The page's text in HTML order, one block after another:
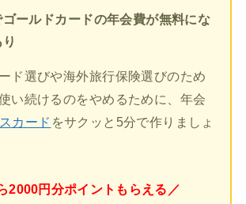
ールドカードの年会費が無料にな
ド選びや海外旅行保険選びのため
い続けるのをやめるために、年会
カード をサクッと5分で作りましょ
2000円分ポイントもらえる／